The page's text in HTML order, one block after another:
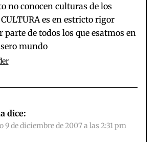
no conocen culturas de los
es en estricto rigor
parte de todos los que esatmos en
mundo
dice:
9 de diciembre de 2007 a las 2:31 pm